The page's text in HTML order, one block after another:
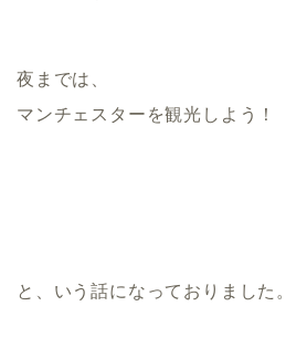
夜までは、
マンチェスターを観光しよう！
と、いう話になっておりました。